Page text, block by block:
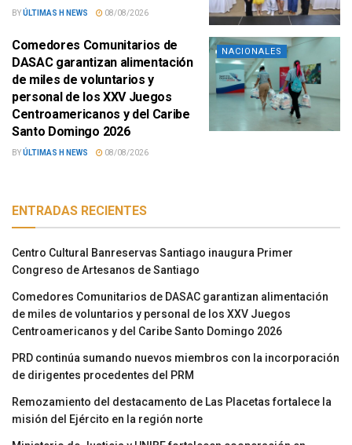
BYÚLTIMAS H NEWS 08/08/2026
NACIONALES
Comedores Comunitarios de
DASAC garantizan alimentación
de miles de voluntarios y
personal de los XXV Juegos
Centroamericanos y del Caribe
Santo Domingo 2026
BYÚLTIMAS H NEWS 08/08/2026
ENTRADAS RECIENTES
Centro Cultural Banreservas Santiago inaugura Primer
Congreso de Artesanos de Santiago
Comedores Comunitarios de DASAC garantizan alimentación
de miles de voluntarios y personal de los XXV Juegos
Centroamericanos y del Caribe Santo Domingo 2026
PRD continúa sumando nuevos miembros con la incorporación
de dirigentes procedentes del PRM
Remozamiento del destacamento de Las Placetas fortalece la
misión del Ejército en la región norte